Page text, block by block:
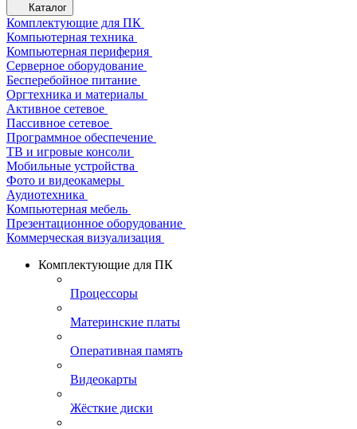
Каталог
Комплектующие для ПК
Компьютерная техника
Компьютерная периферия
Серверное оборудование
Бесперебойное питание
Оргтехника и материалы
Активное сетевое
Пассивное сетевое
Программное обеспечение
ТВ и игровые консоли
Мобильные устройства
Фото и видеокамеры
Аудиотехника
Компьютерная мебель
Презентационное оборудование
Коммерческая визуализация
Комплектующие для ПК
Процессоры
Материнские платы
Оперативная память
Видеокарты
Жёсткие диски